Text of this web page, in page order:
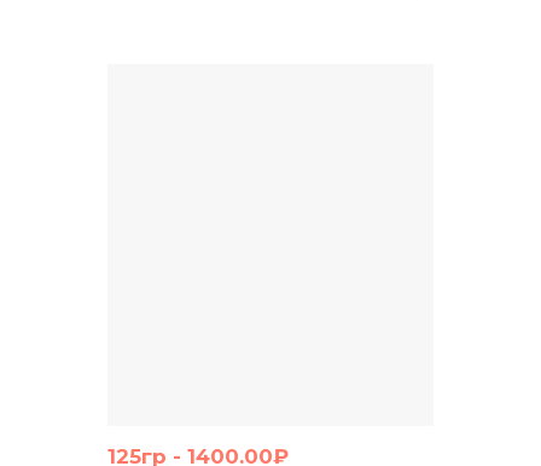
125гр - 1400.00₽